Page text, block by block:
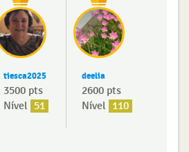
tiesca2025
3500 pts
Nível 51
deelia
2600 pts
Nível 110